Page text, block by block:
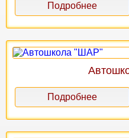
Подробнее
Подробнее